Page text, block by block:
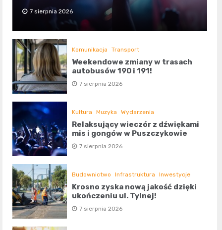
7 sierpnia 2026
Komunikacja Transport
Weekendowe zmiany w trasach
autobusów 190 i 191!
7 sierpnia 2026
Kultura Muzyka Wydarzenia
Relaksujący wieczór z dźwiękami
mis i gongów w Puszczykowie
7 sierpnia 2026
Budownictwo Infrastruktura Inwestycje
Krosno zyska nową jakość dzięki
ukończeniu ul. Tylnej!
7 sierpnia 2026